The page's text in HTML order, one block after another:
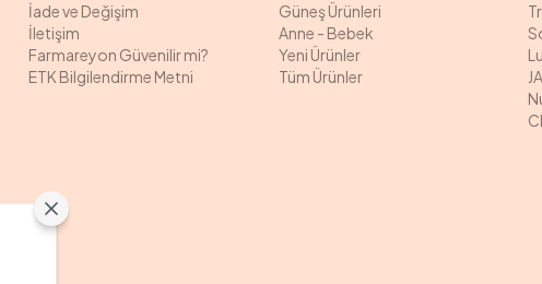
İade ve Değişim
İletişim
Farmareyon Güvenilir mi?
ETK Bilgilendirme Metni
Güneş Ürünleri
Anne - Bebek
Yeni Ürünler
Tüm Ürünler